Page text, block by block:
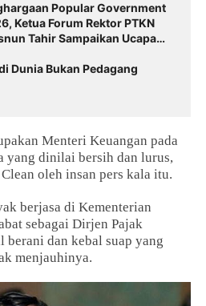
Ketua Forum Rektor PTKN
Ucapan
Dunia Bukan Pedagang
Menteri Keuangan pada
yang dinilai bersih dan lurus,
oleh insan pers kala itu.
berjasa di Kementerian
sebagai Dirjen Pajak
berani dan kebal suap yang
menjauhinya.